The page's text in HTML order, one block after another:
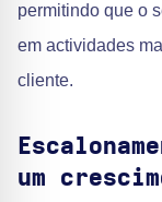
permitindo que o
em actividades
cliente.
um